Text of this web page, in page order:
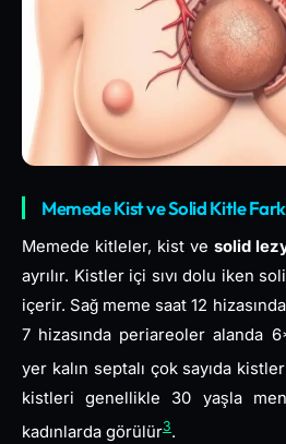
Memede Kist ve Solid Kitle
Memede kitleler, kist ve solid
ayrılır. Kistler içi sıvı dolu iken
içerir. Sağ meme saat 12
7 hizasında periareoler alanda
yer kalın septalı çok sayıda
kistleri genellikle 30 yaşla
kadınlarda görülür3.